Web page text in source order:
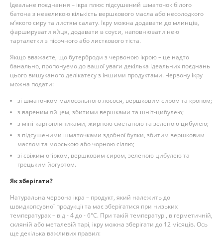
Ідеальне поєднання – ікра плюс підсушений шматочок білого
батона з невеликою кількість вершкового масла або несолодкого
м’якого сиру та листям салату. Ікру можна додавати до млинців,
фарширувати яйця, додавати в соуси, наповнювати нею
тарталетки з пісочного або листкового тіста.
Якщо вважаєте, що бутерброди з червоною ікрою – це надто
банально, пропонуємо до вашої уваги декілька ідеальних поєднань
цього вишуканого делікатесу з іншими продуктами. Червону ікру
можна подати:
зі шматочком малосольного лосося, вершковим сиром та кропом;
з вареним яйцем, збитими вершками та шніт-цибулею;
з міні-картопляниками, жирною сметаною та зеленою цибулею;
з підсушеними шматочками здобної булки, збитим вершковим
маслом та морською або чорною сіллю;
зі свіжим огірком, вершковим сиром, зеленою цибулею та
грецьким йогуртом.
Як зберігати?
Натуральна червона ікра – продукт, який належить до
швидкопсувної продукції та має зберігатися при низьких
температурах – від - 4 до - 6°C. При такій температурі, в герметичній,
скляній або металевій тарі, ікру можна зберігати до 12 місяців. Ось
ще декілька важливих правил: